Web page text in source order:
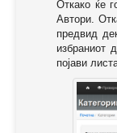
Откако ќе
Автори.
предвид
избраниот
појави